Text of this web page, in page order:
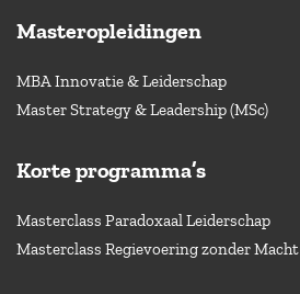
Masteropleidingen
MBA Innovatie & Leiderschap
Master Strategy & Leadership (MSc)
Korte programma’s
Masterclass Paradoxaal Leiderschap
Masterclass Regievoering zonder Macht